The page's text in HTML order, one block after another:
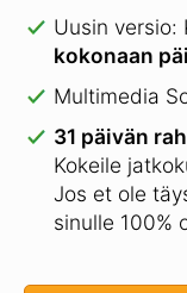
Uusin versio:
kokonaan
Multimedia
31 päivän
Kokeile
Jos et ole
sinulle 100%